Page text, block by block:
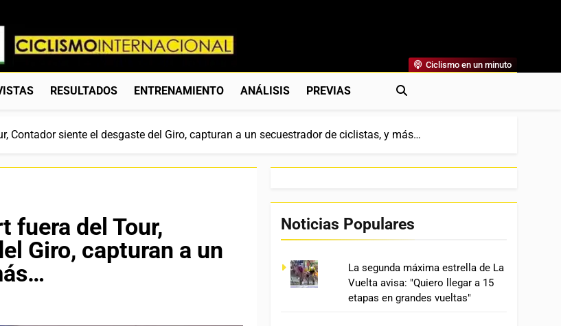
Internacional
Al Ciclismo Mundial. Entrevistas, Análisis, Crónicas, Previas Y Más. La Web Ciclista De Referencia.
Ciclismo en un minuto
RESULTADOS ENTRENAMIENTO ANÁLISIS PREVIAS
Contador siente el desgaste del Giro, capturan a un secuestrador de ciclistas, y más…
fuera del Tour,
Giro, capturan a un
Noticias Populares
La segunda máxima estrella de La
Vuelta avisa: "Quiero llegar a 15
etapas en grandes vueltas"